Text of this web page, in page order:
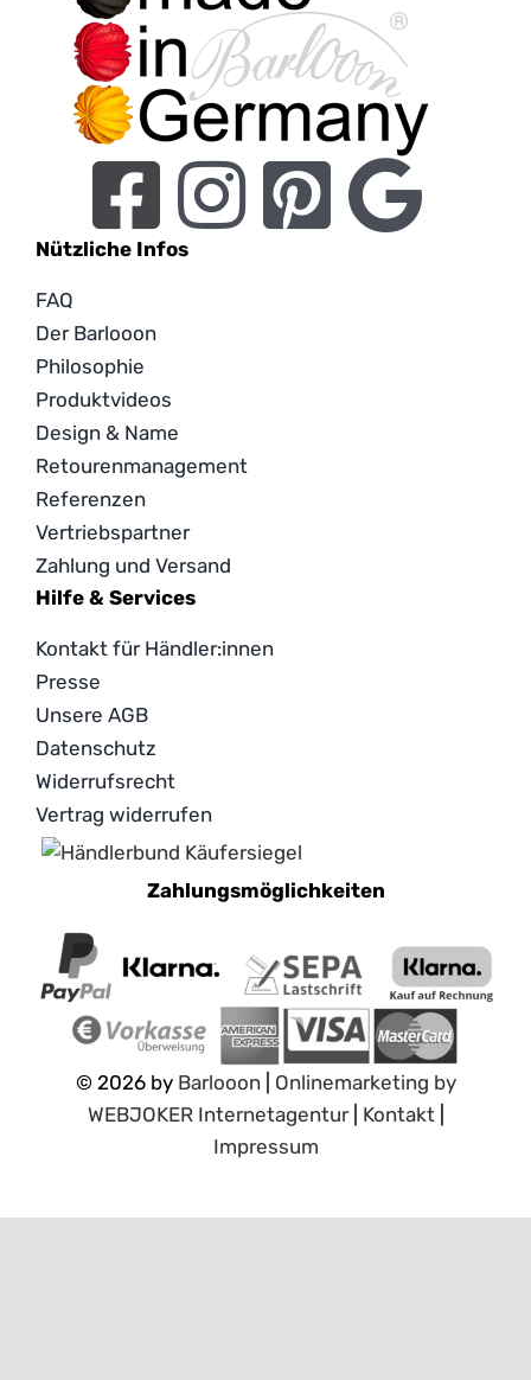
Nützliche Infos
FAQ
Der Barlooon
Philosophie
Produktvideos
Design & Name
Retourenmanagement
Referenzen
Vertriebspartner
Zahlung und Versand
Hilfe & Services
Kontakt für Händler:innen
Presse
Unsere AGB
Datenschutz
Widerrufsrecht
Vertrag widerrufen
Zahlungsmöglichkeiten
© 2026 by Barlooon| Onlinemarketing by
e
J I
R t
e n
t a
O r
K
W n
B r
e
g
n
E E u
t | Kontakt
Impressum